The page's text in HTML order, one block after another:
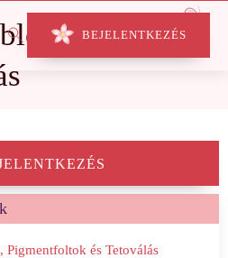
BEJELENTKEZÉS
Pigmentfoltok és Tetoválás